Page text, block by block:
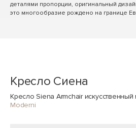
деталями пропорции, оригинальный
это многообразие рождено на границе
Кресло Сиена
Кресло Siena Armchair
Moderni